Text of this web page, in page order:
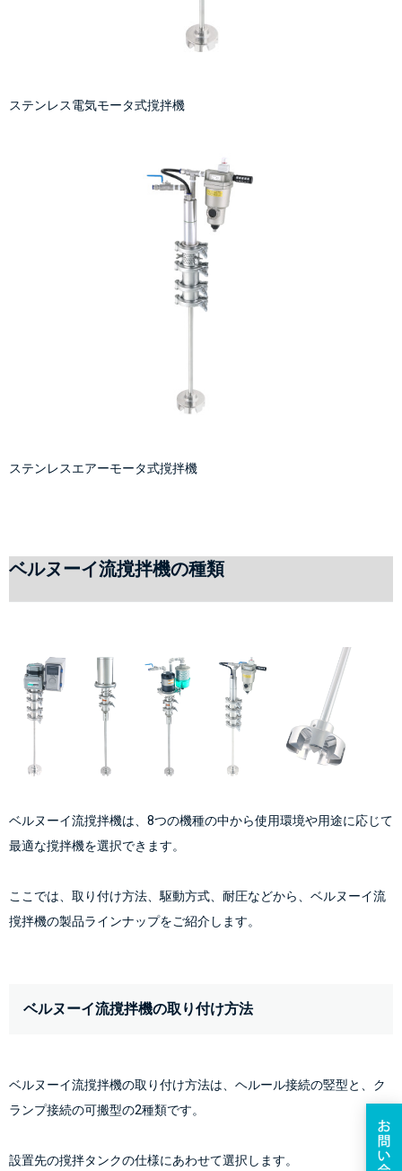
ステンレス電気モータ式撹拌機
ステンレスエアーモータ式撹拌機
ベルヌーイ流撹拌機の種類
ベルヌーイ流撹拌機は、8つの機種の中から使用環境や用途に応じて
最適な撹拌機を選択できます。
ここでは、取り付け方法、駆動方式、耐圧などから、ベルヌーイ流
撹拌機の製品ラインナップをご紹介します。
ベルヌーイ流撹拌機の取り付け方法
ベルヌーイ流撹拌機の取り付け方法は、ヘルール接続の竪型と、ク
ランプ接続の可搬型の2種類です。
設置先の撹拌タンクの仕様にあわせて選択します。